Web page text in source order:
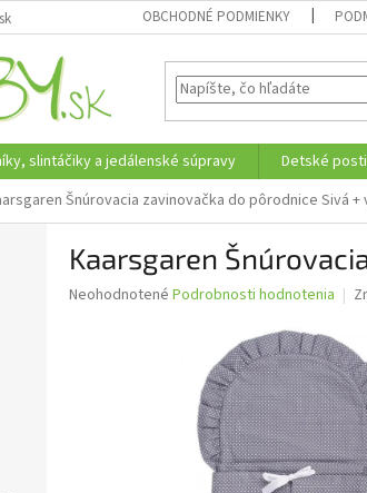
OBCHODNÉ PODMIENKY
slintáčiky a jedálenské súpravy Detské
Šnúrovacia zavinovačka do pôrodnice Sivá +
Kaarsgaren
Priemerné
Neohodnotené Podrobnosti hodnotenia